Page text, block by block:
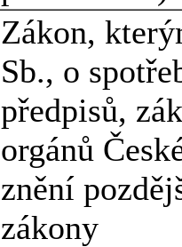
Zákon,
Sb., o
předpisů,
orgánů
znění
zákony